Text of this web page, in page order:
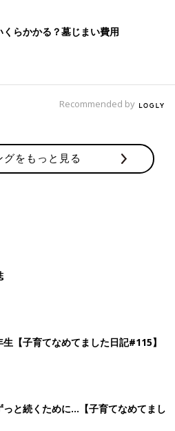
くらかかる？墓じまい費用
Recommended by
グをもっと見る
【子育てなめてました日記#115】
っと続くために…【子育てなめてまし